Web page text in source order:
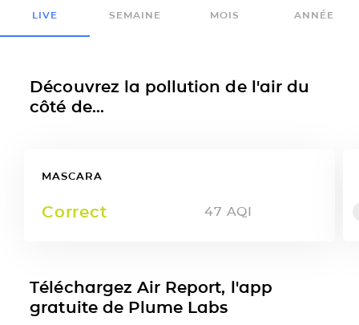
LIVE SEMAINE MOIS ANNÉE
Découvrez la pollution de l'air du
côté de...
MASCARA
Correct 47 AQI
Téléchargez Air Report, l'app
gratuite de Plume Labs